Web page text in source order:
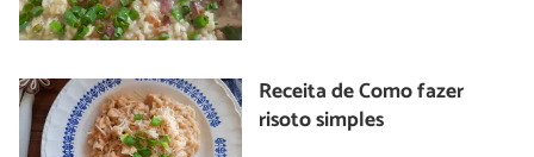
Receita de Como fazer
risoto simples